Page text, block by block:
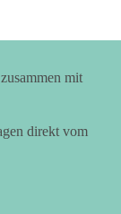
mit
direkt vom